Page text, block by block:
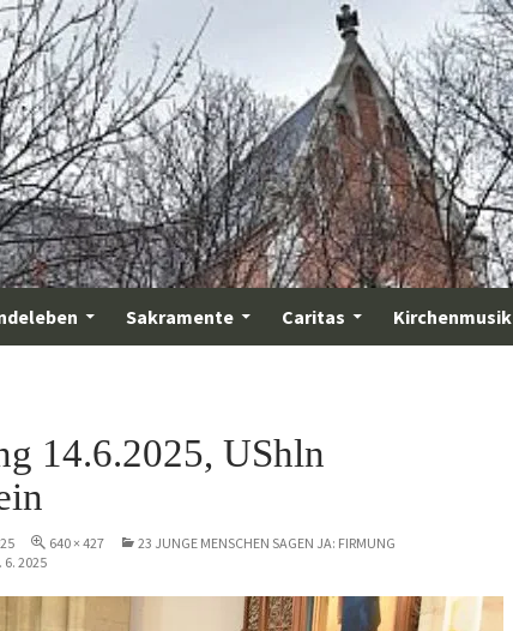
Sakramente Caritas Kirchenmusik
14.6.2025, UShln
640 × 427
23 JUNGE MENSCHEN SAGEN JA: FIRMUNG
6. 2025